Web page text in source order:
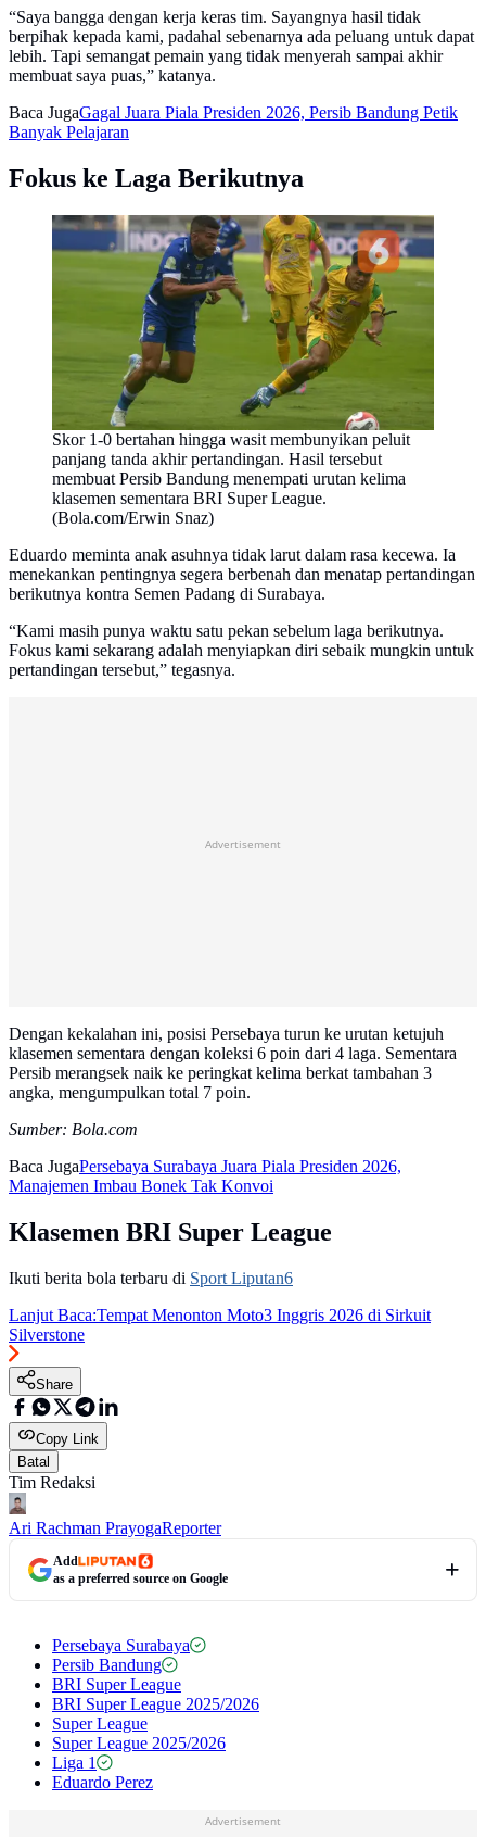
“Saya bangga dengan kerja keras tim. Sayangnya hasil tidak
berpihak kepada kami, padahal sebenarnya ada peluang untuk dapat
lebih. Tapi semangat pemain yang tidak menyerah sampai akhir
membuat saya puas,” katanya.
Baca JugaGagal Juara Piala Presiden 2026, Persib Bandung Petik
Banyak Pelajaran
Fokus ke Laga Berikutnya
Skor 1-0 bertahan hingga wasit membunyikan peluit
panjang tanda akhir pertandingan. Hasil tersebut
membuat Persib Bandung menempati urutan kelima
klasemen sementara BRI Super League.
(Bola.com/Erwin Snaz)
Eduardo meminta anak asuhnya tidak larut dalam rasa kecewa. Ia
menekankan pentingnya segera berbenah dan menatap pertandingan
berikutnya kontra Semen Padang di Surabaya.
“Kami masih punya waktu satu pekan sebelum laga berikutnya.
Fokus kami sekarang adalah menyiapkan diri sebaik mungkin untuk
pertandingan tersebut,” tegasnya.
Advertisement
Dengan kekalahan ini, posisi Persebaya turun ke urutan ketujuh
klasemen sementara dengan koleksi 6 poin dari 4 laga. Sementara
Persib merangsek naik ke peringkat kelima berkat tambahan 3
angka, mengumpulkan total 7 poin.
Sumber: Bola.com
Baca JugaPersebaya Surabaya Juara Piala Presiden 2026,
Manajemen Imbau Bonek Tak Konvoi
Klasemen BRI Super League
Ikuti berita bola terbaru di Sport Liputan6
Lanjut Baca:Tempat Menonton Moto3 Inggris 2026 di Sirkuit
Silverstone
Share
Copy Link
Batal
Tim Redaksi
Ari Rachman PrayogaReporter
Add
as a preferred source on Google
Persebaya Surabaya
Persib Bandung
BRI Super League
BRI Super League 2025/2026
Super League
Super League 2025/2026
Liga 1
Eduardo Perez
Advertisement